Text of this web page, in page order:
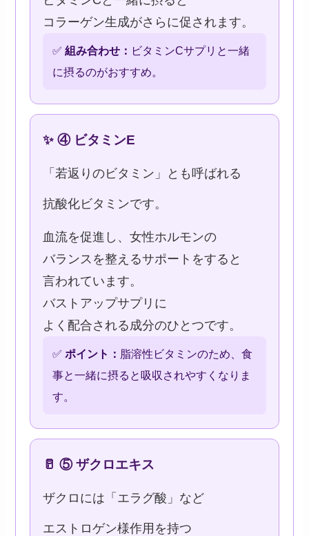
コラーゲン生成がさらに促されます。
✅組み合わせ： ビタミンCサプリと一緒
に摂るのがおすすめ。
✨ ④ ビタミンE
「若返りのビタミン」とも呼ばれる
抗酸化ビタミンです。
血流を促進し、女性ホルモンの
バランスを整えるサポートをすると
言われています。
バストアップサプリに
よく配合される成分のひとつです。
✅ポイント： 脂溶性ビタミンのため、食
事と一緒に摂ると吸収されやすくなりま
す。
🥛 ⑤ ザクロエキス
ザクロには「エラグ酸」など
エストロゲン様作用を持つ